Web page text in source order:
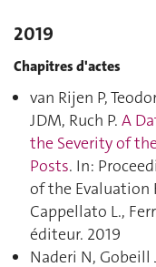
2019
Chapitres d'actes
van Rijen P,
JDM, Ruch P. A
the Severity of
Posts. In:
of the Evaluation
Cappellato L.,
éditeur. 2019
Naderi N, Gobeill